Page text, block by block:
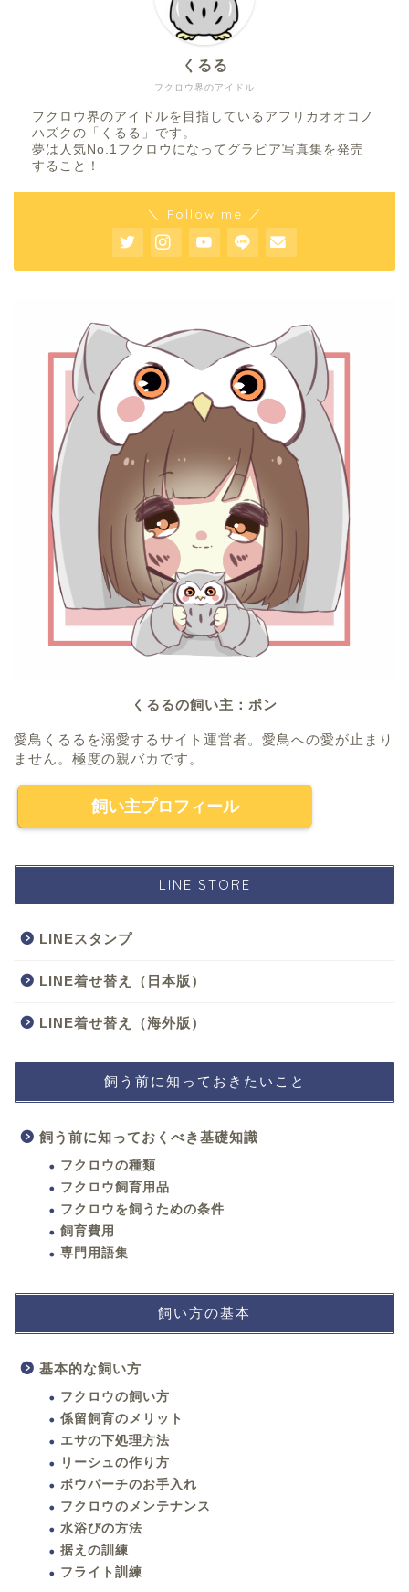
フクロウ界のアイドル
くるる
フクロウ界のアイドルを目指しているアフリカオオコノ
ハズクの「くるる」です。
夢は人気No.1フクロウになってグラビア写真集を発売
すること！
＼ Follow me ／
くるるの飼い主：ポン
愛鳥くるるを溺愛するサイト運営者。愛鳥への愛が止まり
ません。極度の親バカです。
飼い主プロフィール
LINE STORE
LINEスタンプ
LINE着せ替え（日本版）
LINE着せ替え（海外版）
飼う前に知っておきたいこと
飼う前に知っておくべき基礎知識
フクロウの種類
フクロウ飼育用品
フクロウを飼うための条件
飼育費用
専門用語集
飼い方の基本
基本的な飼い方
フクロウの飼い方
係留飼育のメリット
エサの下処理方法
リーシュの作り方
ボウパーチのお手入れ
フクロウのメンテナンス
水浴びの方法
据えの訓練
フライト訓練